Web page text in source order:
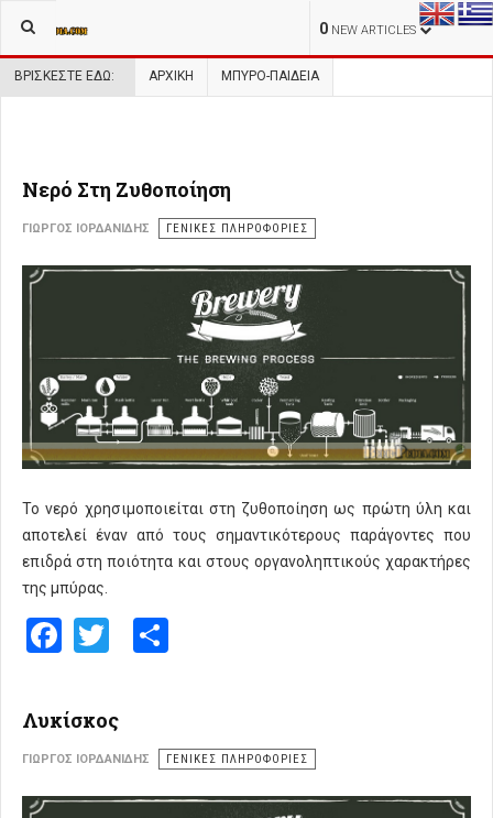
0 NEW ARTICLES
ΒΡΊΣΚΕΣΤΕ ΕΔΏ: ΑΡΧΙΚΉ ΜΠΥΡΟ-ΠΑΙΔΕΙΑ
Νερό Στη Ζυθοποίηση
ΓΙΏΡΓΟΣ ΙΟΡΔΑΝΊΔΗΣ ΓΕΝΙΚΕΣ ΠΛΗΡΟΦΟΡΙΕΣ
Το νερό χρησιμοποιείται στη ζυθοποίηση ως πρώτη ύλη και
αποτελεί έναν από τους σημαντικότερους παράγοντες που
επιδρά στη ποιότητα και στους οργανοληπτικούς χαρακτήρες
της μπύρας.
Facebook
Twitter
Λυκίσκος
ΓΙΏΡΓΟΣ ΙΟΡΔΑΝΊΔΗΣ ΓΕΝΙΚΕΣ ΠΛΗΡΟΦΟΡΙΕΣ